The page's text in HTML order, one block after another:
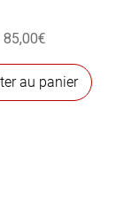
85,00€
au panier